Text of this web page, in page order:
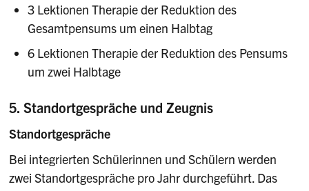
3 Lektionen Therapie der Reduktion des
Gesamtpensums um einen Halbtag
6 Lektionen Therapie der Reduktion des Pensums
um zwei Halbtage
5. Standortgespräche und Zeugnis
Standortgespräche
Bei integrierten Schülerinnen und Schülern werden
zwei Standortgespräche pro Jahr durchgeführt. Das